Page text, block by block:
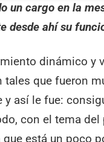
un cargo en la
desde ahí su
dinámico y
que fueron
y así le fue:
con el tema
que está un poco